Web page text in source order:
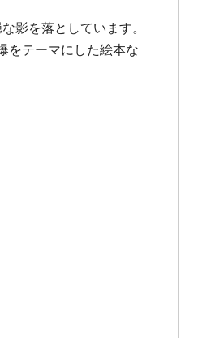
影を落としています。
をテーマにした絵本な